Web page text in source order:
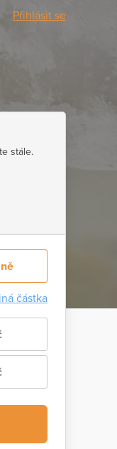
Přihlásit se
stále.
částka